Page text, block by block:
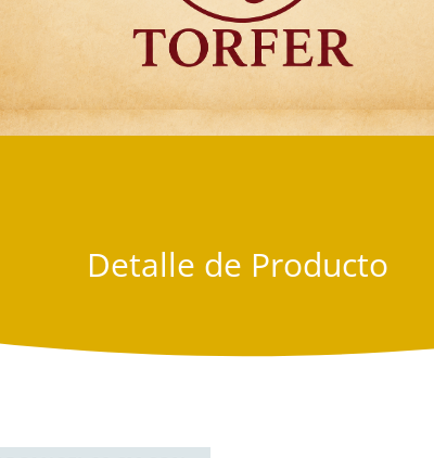
Detalle de Producto